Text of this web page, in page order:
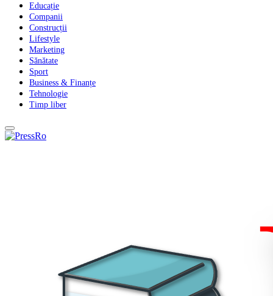
Educație
Companii
Construcții
Lifestyle
Marketing
Sănătate
Sport
Business & Finanțe
Tehnologie
Timp liber